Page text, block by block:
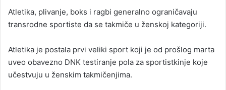
Atletika, plivanje, boks i ragbi generalno ograničavaju
transrodne sportiste da se takmiče u ženskoj kategoriji.
Atletika je postala prvi veliki sport koji je od prošlog marta
uveo obavezno DNK testiranje pola za sportistkinje koje
učestvuju u ženskim takmičenjima.